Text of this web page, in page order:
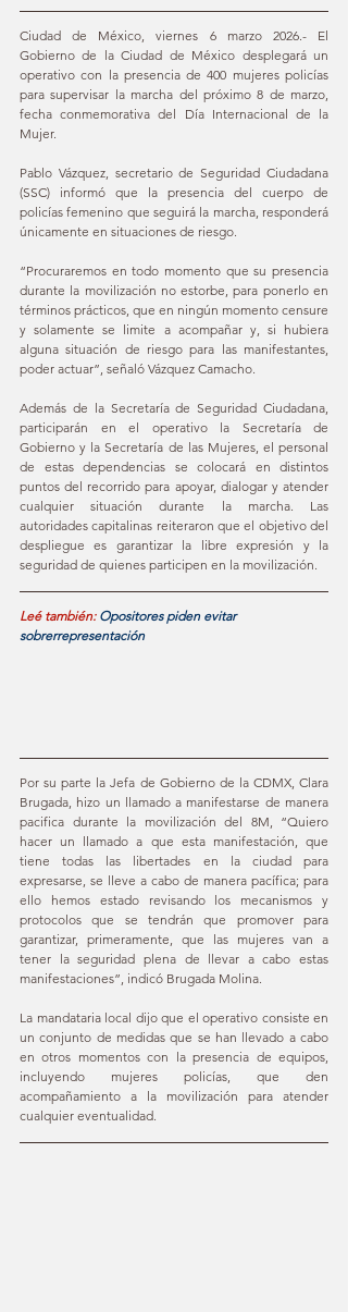
Ciudad de México, viernes 6 marzo 2026.- El
Gobierno de la Ciudad de México desplegará un
operativo con la presencia de 400 mujeres policías
para supervisar la marcha del próximo 8 de marzo,
fecha conmemorativa del Día Internacional de la
Mujer.
Pablo Vázquez, secretario de Seguridad Ciudadana
(SSC) informó que la presencia del cuerpo de
policías femenino que seguirá la marcha, responderá
únicamente en situaciones de riesgo.
“Procuraremos en todo momento que su presencia
durante la movilización no estorbe, para ponerlo en
términos prácticos, que en ningún momento censure
y solamente se limite a acompañar y, si hubiera
alguna situación de riesgo para las manifestantes,
poder actuar”, señaló Vázquez Camacho.
Además de la Secretaría de Seguridad Ciudadana,
participarán en el operativo la Secretaría de
Gobierno y la Secretaría de las Mujeres, el personal
de estas dependencias se colocará en distintos
puntos del recorrido para apoyar, dialogar y atender
cualquier situación durante la marcha. Las
autoridades capitalinas reiteraron que el objetivo del
despliegue es garantizar la libre expresión y la
seguridad de quienes participen en la movilización.
Leé también: Opositores piden evitar
sobrerrepresentación
Por su parte la Jefa de Gobierno de la CDMX, Clara
Brugada, hizo un llamado a manifestarse de manera
pacifica durante la movilización del 8M, “Quiero
hacer un llamado a que esta manifestación, que
tiene todas las libertades en la ciudad para
expresarse, se lleve a cabo de manera pacífica; para
ello hemos estado revisando los mecanismos y
protocolos que se tendrán que promover para
garantizar, primeramente, que las mujeres van a
tener la seguridad plena de llevar a cabo estas
manifestaciones”, indicó Brugada Molina.
La mandataria local dijo que el operativo consiste en
un conjunto de medidas que se han llevado a cabo
en otros momentos con la presencia de equipos,
incluyendo mujeres policías, que den
acompañamiento a la movilización para atender
cualquier eventualidad.